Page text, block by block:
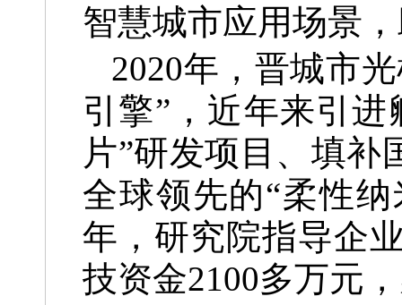
智慧城市应用场景
2020年，晋城市
引擎”，近年来引
片”研发项目、填补
全球领先的“柔性
年，研究院指导企
技资金2100多万元